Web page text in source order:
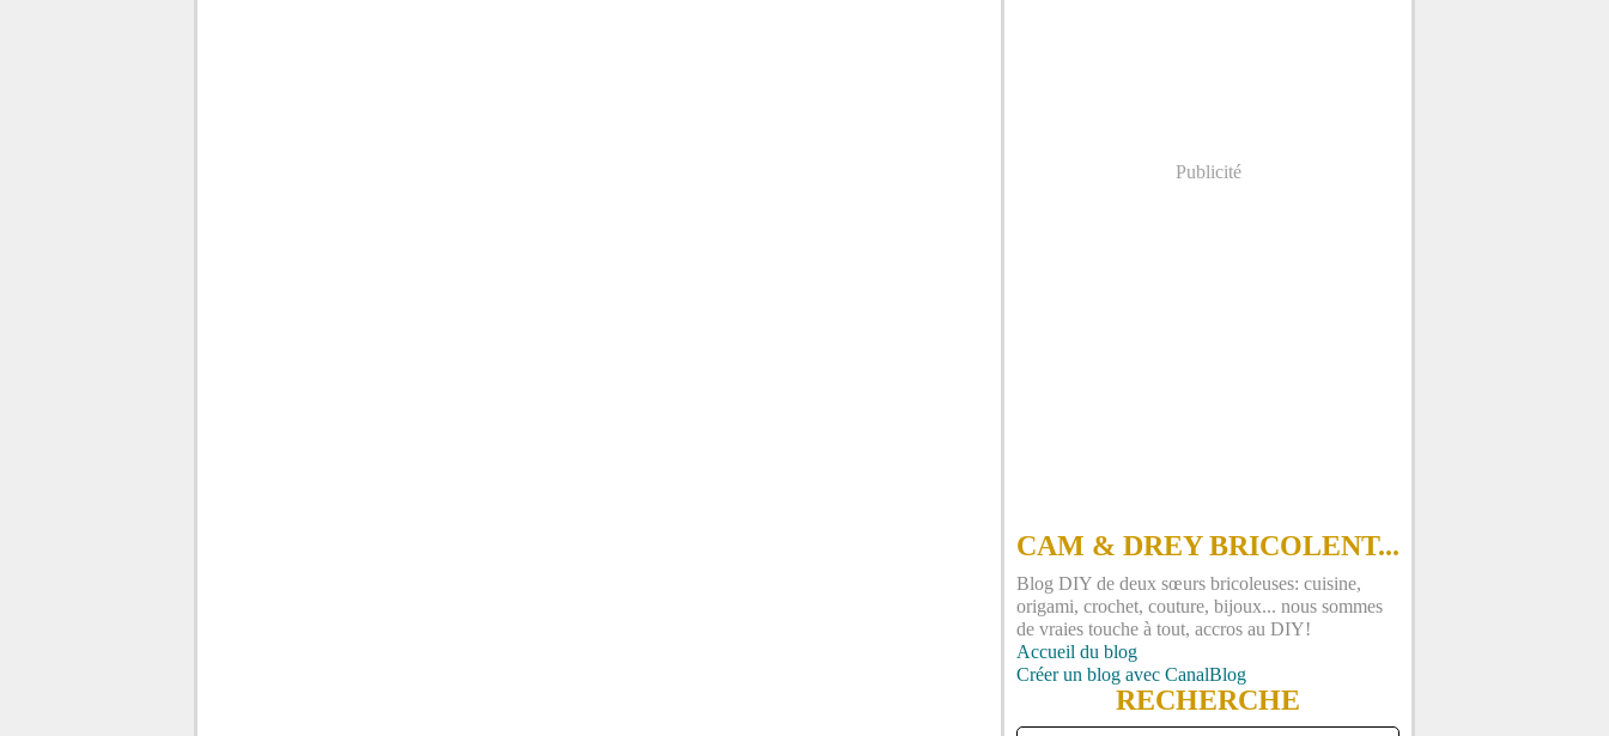
Publicité
CAM & DREY BRICOLENT...
Blog DIY de deux sœurs bricoleuses: cuisine,
origami, crochet, couture, bijoux... nous sommes
de vraies touche à tout, accros au DIY!
Accueil du blog
Créer un blog avec CanalBlog
RECHERCHE